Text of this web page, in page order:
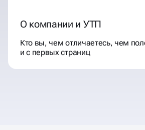
О компании и УТП
Кто вы, чем отличаетесь, чем
и с первых страниц